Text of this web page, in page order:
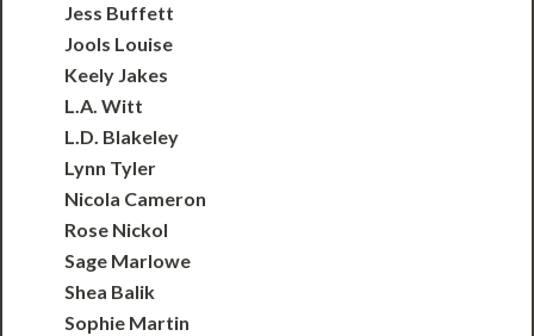
Jess Buffett
Jools Louise
Keely Jakes
L.A. Witt
L.D. Blakeley
Lynn Tyler
Nicola Cameron
Rose Nickol
Sage Marlowe
Shea Balik
Sophie Martin